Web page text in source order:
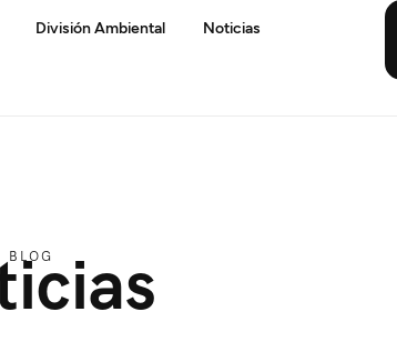
División Ambiental Noticias
BLOG